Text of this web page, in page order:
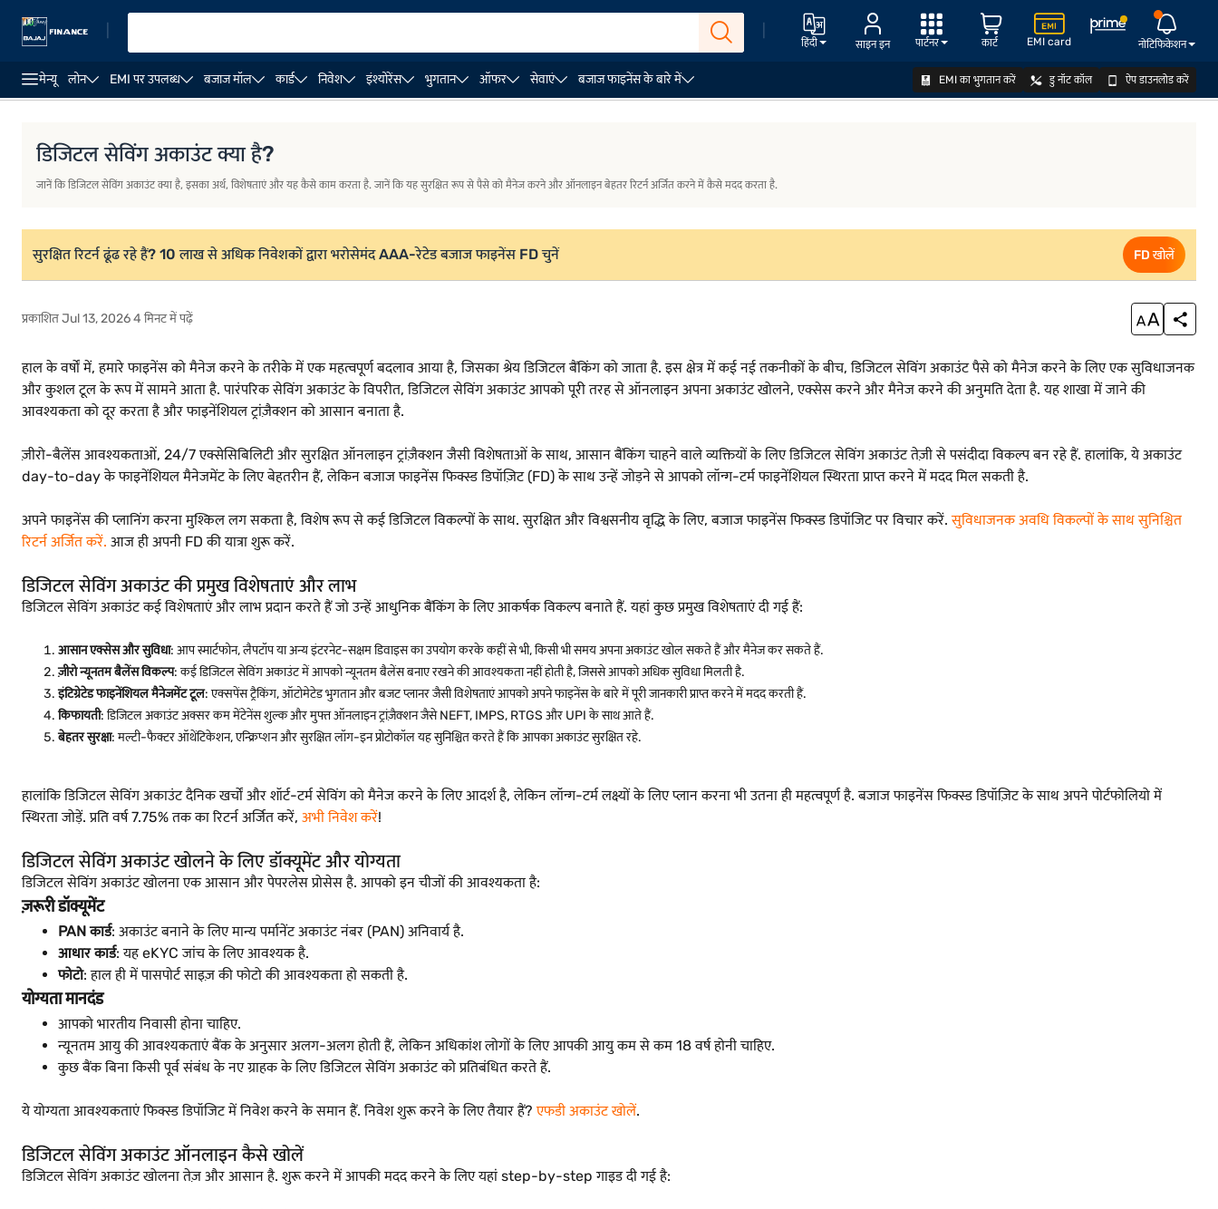
हिंदी साइन इन EMI card नोटिफिकेशन
कार्ट
पार्टनर
मेन्यू लोन EMI पर उपलब्ध बजाज मॉल कार्ड निवेश इंश्योरेंस भुगतान ऑफर सेवाएं बजाज फाइनेंस के बारे में EMI का भुगतान करें डु नॉट कॉल ऐप डाउनलोड करें
डिजिटल सेविंग अकाउंट क्या है?
जानें कि डिजिटल सेविंग अकाउंट क्या है, इसका अर्थ, विशेषताएं और यह कैसे काम करता है. जानें कि यह सुरक्षित रूप से पैसे को मैनेज करने और ऑनलाइन बेहतर रिटर्न अर्जित करने में कैसे मदद करता है.
सुरक्षित रिटर्न ढूंढ रहे हैं? 10 लाख से अधिक निवेशकों द्वारा भरोसेमंद AAA-रेटेड बजाज फाइनेंस FD चुनें FD खोलें
प्रकाशित Jul 13, 2026 4 मिनट में पढ़ें
हाल के वर्षों में, हमारे फाइनेंस को मैनेज करने के तरीके में एक महत्वपूर्ण बदलाव आया है, जिसका श्रेय डिजिटल बैंकिंग को जाता है. इस क्षेत्र में कई नई तकनीकों के बीच, डिजिटल सेविंग अकाउंट पैसे को मैनेज करने के लिए एक सुविधाजनक
और कुशल टूल के रूप में सामने आता है. पारंपरिक सेविंग अकाउंट के विपरीत, डिजिटल सेविंग अकाउंट आपको पूरी तरह से ऑनलाइन अपना अकाउंट खोलने, एक्सेस करने और मैनेज करने की अनुमति देता है. यह शाखा में जाने की
आवश्यकता को दूर करता है और फाइनेंशियल ट्रांज़ैक्शन को आसान बनाता है.
ज़ीरो-बैलेंस आवश्यकताओं, 24/7 एक्सेसिबिलिटी और सुरक्षित ऑनलाइन ट्रांज़ैक्शन जैसी विशेषताओं के साथ, आसान बैंकिंग चाहने वाले व्यक्तियों के लिए डिजिटल सेविंग अकाउंट तेज़ी से पसंदीदा विकल्प बन रहे हैं. हालांकि, ये अकाउंट
day-to-day के फाइनेंशियल मैनेजमेंट के लिए बेहतरीन हैं, लेकिन बजाज फाइनेंस फिक्स्ड डिपॉज़िट (FD) के साथ उन्हें जोड़ने से आपको लॉन्ग-टर्म फाइनेंशियल स्थिरता प्राप्त करने में मदद मिल सकती है.
अपने फाइनेंस की प्लानिंग करना मुश्किल लग सकता है, विशेष रूप से कई डिजिटल विकल्पों के साथ. सुरक्षित और विश्वसनीय वृद्धि के लिए, बजाज फाइनेंस फिक्स्ड डिपॉजिट पर विचार करें.सुविधाजनक अवधि विकल्पों के साथ सुनिश्चित
रिटर्न अर्जित करें. आज ही अपनी FD की यात्रा शुरू करें.
डिजिटल सेविंग अकाउंट की प्रमुख विशेषताएं और लाभ
डिजिटल सेविंग अकाउंट कई विशेषताएं और लाभ प्रदान करते हैं जो उन्हें आधुनिक बैंकिंग के लिए आकर्षक विकल्प बनाते हैं. यहां कुछ प्रमुख विशेषताएं दी गई हैं:
आसान एक्सेस और सुविधा: आप स्मार्टफोन, लैपटॉप या अन्य इंटरनेट-सक्षम डिवाइस का उपयोग करके कहीं से भी, किसी भी समय अपना अकाउंट खोल सकते हैं और मैनेज कर सकते हैं.
ज़ीरो न्यूनतम बैलेंस विकल्प: कई डिजिटल सेविंग अकाउंट में आपको न्यूनतम बैलेंस बनाए रखने की आवश्यकता नहीं होती है, जिससे आपको अधिक सुविधा मिलती है.
इंटिग्रेटेड फाइनेंशियल मैनेजमेंट टूल: एक्सपेंस ट्रैकिंग, ऑटोमेटेड भुगतान और बजट प्लानर जैसी विशेषताएं आपको अपने फाइनेंस के बारे में पूरी जानकारी प्राप्त करने में मदद करती हैं.
किफायती: डिजिटल अकाउंट अक्सर कम मेंटेनेंस शुल्क और मुफ्त ऑनलाइन ट्रांज़ैक्शन जैसे NEFT, IMPS, RTGS और UPI के साथ आते हैं.
बेहतर सुरक्षा: मल्टी-फैक्टर ऑथेंटिकेशन, एन्क्रिप्शन और सुरक्षित लॉग-इन प्रोटोकॉल यह सुनिश्चित करते हैं कि आपका अकाउंट सुरक्षित रहे.
हालांकि डिजिटल सेविंग अकाउंट दैनिक खर्चों और शॉर्ट-टर्म सेविंग को मैनेज करने के लिए आदर्श है, लेकिन लॉन्ग-टर्म लक्ष्यों के लिए प्लान करना भी उतना ही महत्वपूर्ण है. बजाज फाइनेंस फिक्स्ड डिपॉज़िट के साथ अपने पोर्टफोलियो में
स्थिरता जोड़ें. प्रति वर्ष 7.75% तक का रिटर्न अर्जित करें, अभी निवेश करें!
डिजिटल सेविंग अकाउंट खोलने के लिए डॉक्यूमेंट और योग्यता
डिजिटल सेविंग अकाउंट खोलना एक आसान और पेपरलेस प्रोसेस है. आपको इन चीजों की आवश्यकता है:
ज़रूरी डॉक्यूमेंट
PAN कार्ड: अकाउंट बनाने के लिए मान्य पर्मानेंट अकाउंट नंबर (PAN) अनिवार्य है.
आधार कार्ड: यह eKYC जांच के लिए आवश्यक है.
फोटो: हाल ही में पासपोर्ट साइज़ की फोटो की आवश्यकता हो सकती है.
योग्यता मानदंड
आपको भारतीय निवासी होना चाहिए.
न्यूनतम आयु की आवश्यकताएं बैंक के अनुसार अलग-अलग होती हैं, लेकिन अधिकांश लोगों के लिए आपकी आयु कम से कम 18 वर्ष होनी चाहिए.
कुछ बैंक बिना किसी पूर्व संबंध के नए ग्राहक के लिए डिजिटल सेविंग अकाउंट को प्रतिबंधित करते हैं.
ये योग्यता आवश्यकताएं फिक्स्ड डिपॉजिट में निवेश करने के समान हैं. निवेश शुरू करने के लिए तैयार हैं?एफडी अकाउंट खोलें.
डिजिटल सेविंग अकाउंट ऑनलाइन कैसे खोलें
डिजिटल सेविंग अकाउंट खोलना तेज़ और आसान है. शुरू करने में आपकी मदद करने के लिए यहां step-by-step गाइड दी गई है: